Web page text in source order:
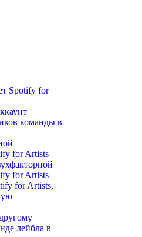
Spotify for
команды в
for Artists
for Artists
for Artists,
лейбла в